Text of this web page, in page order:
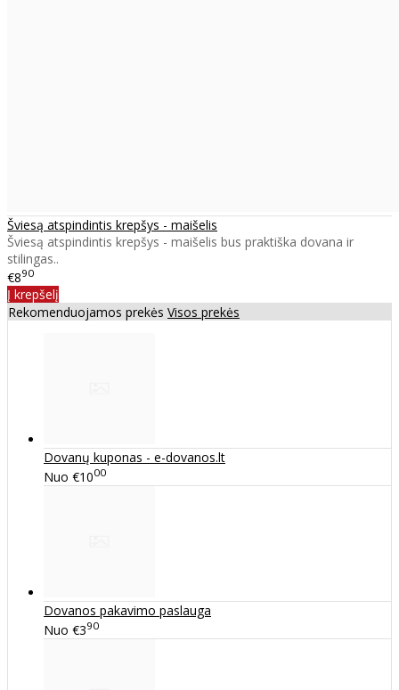
Šviesą atspindintis krepšys - maišelis
Šviesą atspindintis krepšys - maišelis bus praktiška dovana ir
stilingas..
€890
Į krepšelį
Rekomenduojamos prekės Visos prekės
Dovanų kuponas - e-dovanos.lt
Nuo €1000
Dovanos pakavimo paslauga
Nuo €390